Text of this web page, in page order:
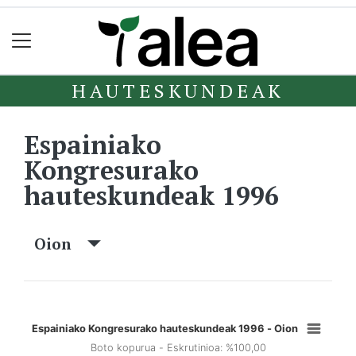
HAUTESKUNDEAK
Espainiako
Kongresurako
hauteskundeak 1996
Oion
Espainiako Kongresurako hauteskundeak 1996 - Oion
Boto kopurua - Eskrutinioa: %100,00